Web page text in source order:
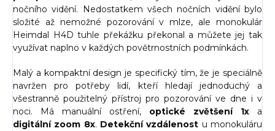
nočního vidění. Nedostatkem všech nočních vidění bylo
složité až nemožné pozorování v mlze, ale monokulár
Heimdal H4D tuhle překážku překonal a můžete jej tak
využívat naplno v každých povětrnostních podmínkách.
Malý a kompaktní design je specifický tím, že je speciálně
navržen pro potřeby lidí, kteří hledají jednoduchý a
všestranně použitelný přístroj pro pozorování ve dne i v
noci. Má manuální ostření, optické zvětšení 1x a
digitální zoom 8x. Detekční vzdálenost u monokuláru